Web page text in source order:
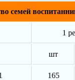
семей
1
шт
165